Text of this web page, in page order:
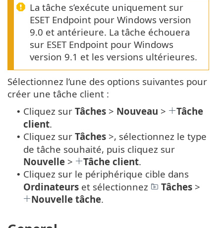
La tâche s’exécute uniquement sur
ESET Endpoint pour Windows version
9.0 et antérieure. La tâche échouera
sur ESET Endpoint pour Windows
version 9.1 et les versions ultérieures.
Sélectionnez l’une des options suivantes pour
créer une tâche client :
• Cliquez sur Tâches > Nouveau >
Tâche
client.
• Cliquez sur Tâches >, sélectionnez le type
de tâche souhaité, puis cliquez sur
Nouvelle > Tâche client.
• Cliquez sur le périphérique cible dans
Ordinateurs et sélectionnez Tâches >
Nouvelle tâche.